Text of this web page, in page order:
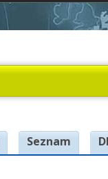
Seznam